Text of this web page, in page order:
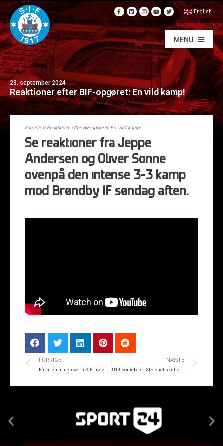
English
MENU
23. september 2024
Reaktioner efter BIF-opgøret: En vild kamp!
Forside»Reaktioner efter BIF-opgøret: En vild kamp!
Se reaktioner fra Jeppe
Andersen og Oliver Sonne
ovenpå den intense 3-3 kamp
mod Brøndby IF søndag aften.
FORRIGE
Få fat en match worn SIF-trøje fra Brøndby-kampen
NÆSTE
U19-comeback: SIF-chef skuffet trods point mod AaB